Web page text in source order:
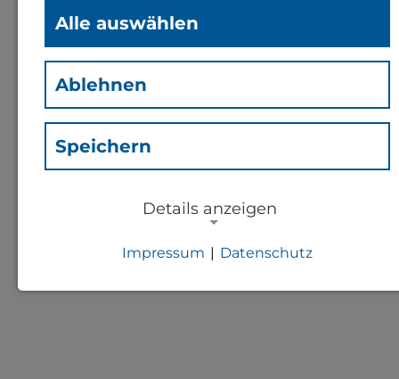
Alle auswählen
Ablehnen
Speichern
Details anzeigen
Impressum | Datenschutz